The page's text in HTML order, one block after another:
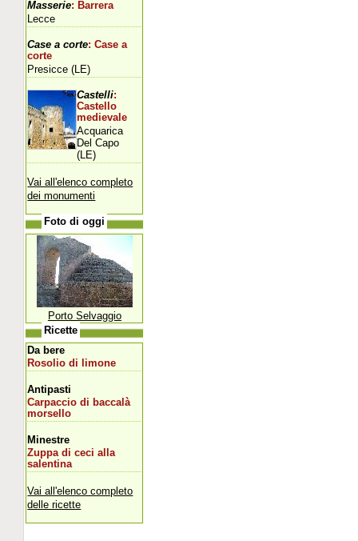
Masserie: Barrera
Lecce
Case a corte: Case a
corte
Presicce (LE)
Castelli:
Castello
medievale
Acquarica
Del Capo
(LE)
Vai all'elenco completo
dei monumenti
Foto di oggi
Porto Selvaggio
Ricette
Da bere
Rosolio di limone
Antipasti
Carpaccio di baccalà
morsello
Minestre
Zuppa di ceci alla
salentina
Vai all'elenco completo
delle ricette